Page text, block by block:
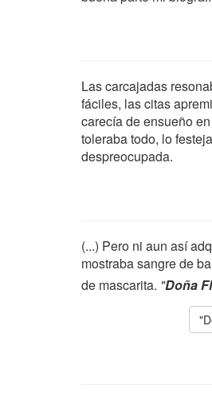
Las carcajadas
fáciles, las citas
carecía de ensueño
toleraba todo, lo
despreocupada.
(...) Pero ni aun así
mostraba sangre de
de mascarita. "Doña